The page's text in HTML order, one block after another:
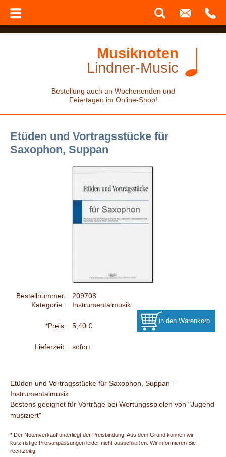
Musiknoten
Lindner-Music
Bestellung auch an Wochenenden und
Feiertagen im Online-Shop!
Etüden und Vortragsstücke für
Saxophon, Suppan
Bestellnummer:
209708
Kategorie::
Instrumentalmusik
*Preis: 5,40 €
Lieferzeit: sofort
Etüden und Vortragsstücke für Saxophon, Suppan -
Instrumentalmusik
Bestens geeignet für Vorträge bei Wertungsspielen von "Jugend
musiziert"
* Der Notenverkauf unterliegt der Preisbindung. Aus dem Grund können wir
kurzfristige Preisanpassungen leider nicht ausschließen. Wir informieren Sie
rechtzeitig.